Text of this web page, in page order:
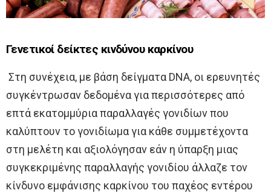
Γενετικοί δείκτες κινδύνου καρκίνου
Στη συνέχεια, με βάση δείγματα DNA, οι ερευνητές
συγκέντρωσαν δεδομένα για περισσότερες από
επτά εκατομμύρια παραλλαγές γονιδίων που
καλύπτουν το γονιδίωμα για κάθε συμμετέχοντα
στη μελέτη και αξιολόγησαν εάν η ύπαρξη μιας
συγκεκριμένης παραλλαγής γονιδίου άλλαζε τον
κίνδυνο εμφάνισης καρκίνου του παχέος εντέρου